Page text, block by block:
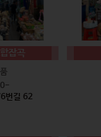
잡곡
번길 62